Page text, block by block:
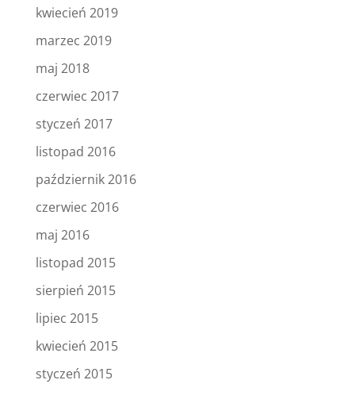
kwiecień 2019
marzec 2019
maj 2018
czerwiec 2017
styczeń 2017
listopad 2016
październik 2016
czerwiec 2016
maj 2016
listopad 2015
sierpień 2015
lipiec 2015
kwiecień 2015
styczeń 2015